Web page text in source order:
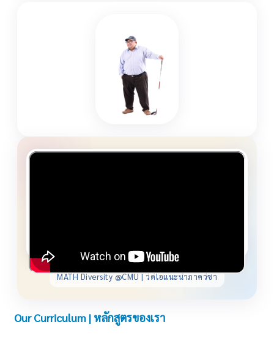
MATH Diversity @CMU | วิดีโอแนะนำภาควิชา
Our Curriculum | หลักสูตรของเรา